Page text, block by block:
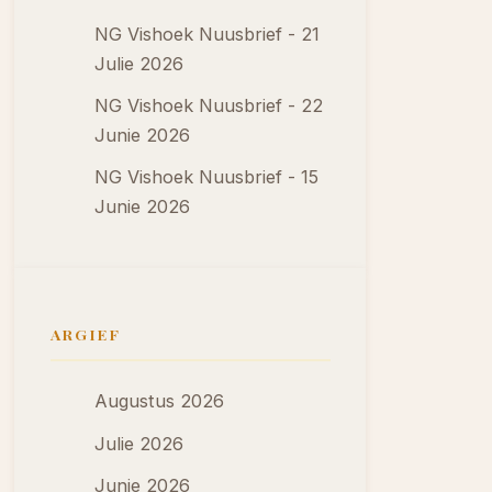
NG Vishoek Nuusbrief - 21
Julie 2026
NG Vishoek Nuusbrief - 22
Junie 2026
NG Vishoek Nuusbrief - 15
Junie 2026
ARGIEF
Augustus 2026
Julie 2026
Junie 2026